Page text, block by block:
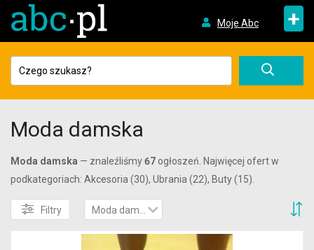
Moje Abc +
Moda damska
Moda damska — znaleźliśmy67 ogłoszeń. Najwięcej ofert w
podkategoriach: Akcesoria (30), Ubrania (22), Buty (15).
Filtry Moda damska